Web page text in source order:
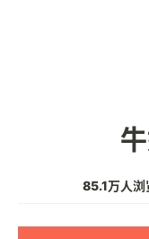
85.1万人浏